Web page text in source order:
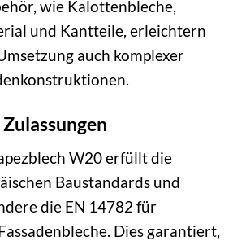
wie Kalottenbleche,
und Kantteile, erleichtern
auch komplexer
W20 erfüllt die
Baustandards und
die EN 14782 für
Dies garantiert,